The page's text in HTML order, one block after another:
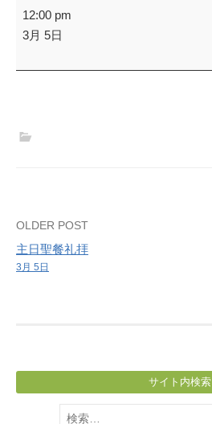
礼
拝
聖
12:00 pm
3月 5日
Post
navigation
OLDER POST
主日聖餐礼拝
3月 5日
サイト内検索
検